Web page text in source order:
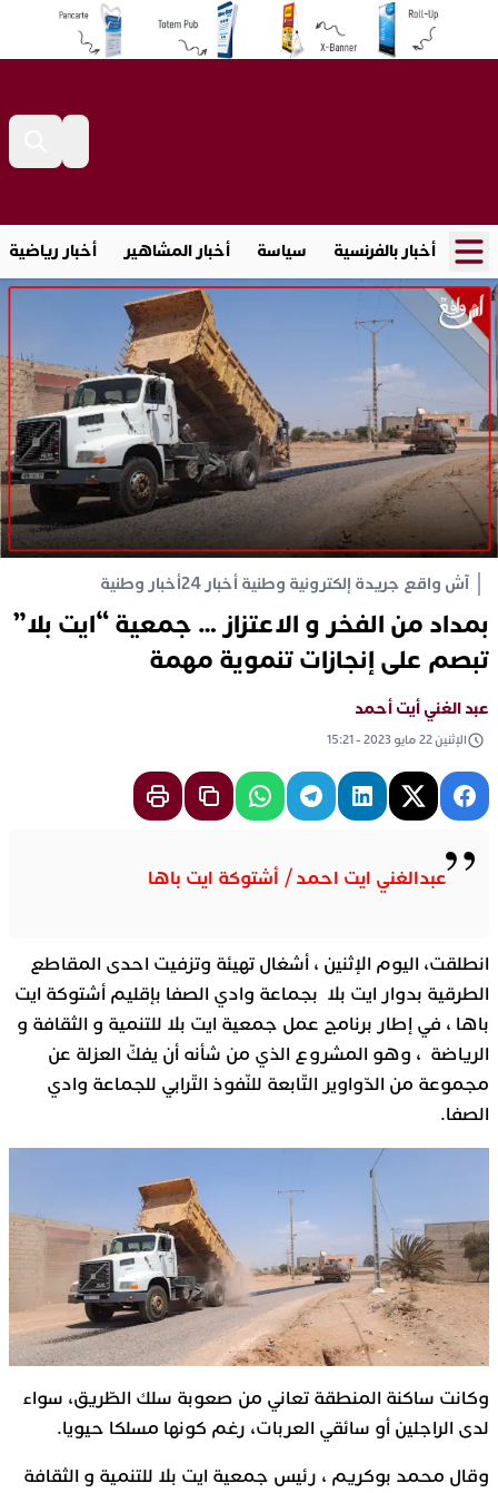
أخبار بالفرنسية سياسة أخبار المشاهير أخبار رياضية
آش واقع جريدة إلكترونية وطنية أخبار 24 أخبار وطنية
بمداد من الفخر و الاعتزاز … جمعية “ايت بلا”
تبصم على إنجازات تنموية مهمة
عبد الغني أيت أحمد
الإثنين 22 مايو 2023 - 15:21
عبدالغني ايت احمد / أشتوكة ايت باها
انطلقت، اليوم الإثنين ، أشغال تهيئة وتزفيت احدى المقاطع
الطرقية بدوار ايت بلا بجماعة وادي الصفا بإقليم أشتوكة ايت
باها ، في إطار برنامج عمل جمعية ايت بلا للتنمية و الثقافة و
الرياضة ، وهو المشروع الذي من شأنه أن يفكّ العزلة عن
مجموعة من الدّواوير التّابعة للنّفوذ التّرابي للجماعة وادي
الصفا.
وكانت ساكنة المنطقة تعاني من صعوبة سلك الطّريق، سواء
لدى الراجلين أو سائقي العربات، رغم كونها مسلكا حيويا.
وقال محمد بوكريم ، رئيس جمعية ايت بلا للتنمية و الثقافة